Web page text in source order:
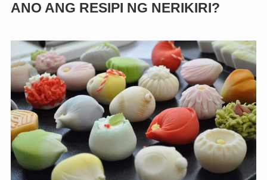
ANO ANG RESIPI NG NERIKIRI?